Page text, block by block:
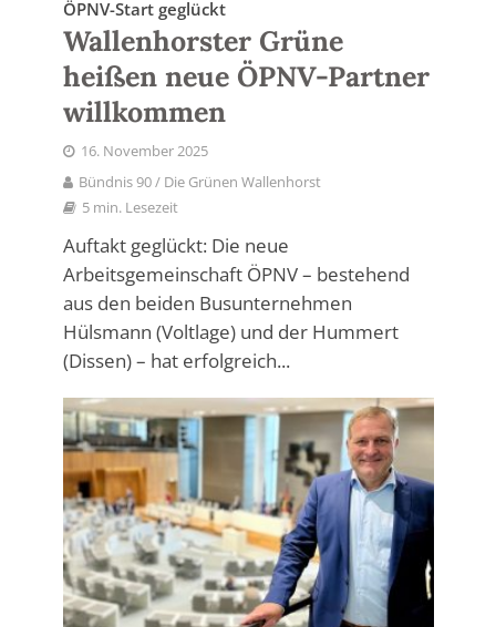
ÖPNV-Start geglückt
Wallenhorster Grüne
heißen neue ÖPNV-Partner
willkommen
16. November 2025
Bündnis 90 / Die Grünen Wallenhorst
5 min. Lesezeit
Auftakt geglückt: Die neue
Arbeitsgemeinschaft ÖPNV – bestehend
aus den beiden Busunternehmen
Hülsmann (Voltlage) und der Hummert
(Dissen) – hat erfolgreich...